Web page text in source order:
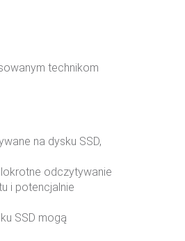
technikom
na dysku SSD,
odczytywanie
i potencjalnie
SSD mogą